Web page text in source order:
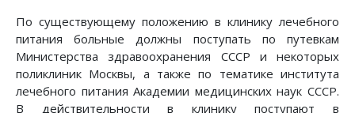
По существующему положению в клинику лечебного
питания больные должны поступать по путевкам
Министерства здравоохранения СССР и некоторых
поликлиник Москвы, а также по тематике института
лечебного питания Академии медицинских наук СССР.
В действительности в клинику поступают в